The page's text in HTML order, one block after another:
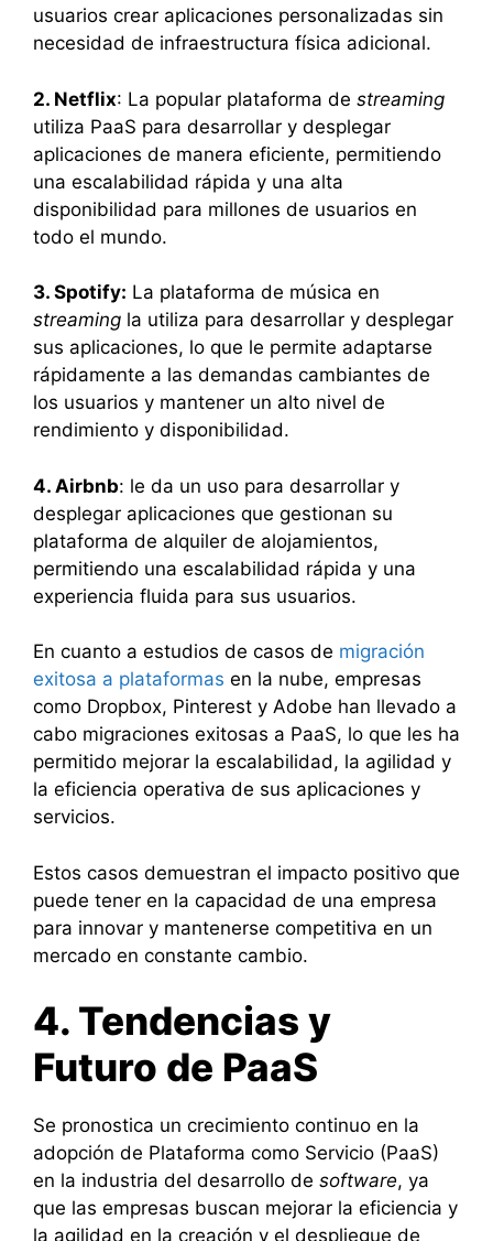
usuarios crear aplicaciones personalizadas sin
necesidad de infraestructura física adicional.
2. Netflix: La popular plataforma de streaming
utiliza PaaS para desarrollar y desplegar
aplicaciones de manera eficiente, permitiendo
una escalabilidad rápida y una alta
disponibilidad para millones de usuarios en
todo el mundo.
3. Spotify: La plataforma de música en
streaming la utiliza para desarrollar y desplegar
sus aplicaciones, lo que le permite adaptarse
rápidamente a las demandas cambiantes de
los usuarios y mantener un alto nivel de
rendimiento y disponibilidad.
4. Airbnb: le da un uso para desarrollar y
desplegar aplicaciones que gestionan su
plataforma de alquiler de alojamientos,
permitiendo una escalabilidad rápida y una
experiencia fluida para sus usuarios.
En cuanto a estudios de casos de migración
exitosa a plataformas en la nube, empresas
como Dropbox, Pinterest y Adobe han llevado a
cabo migraciones exitosas a PaaS, lo que les ha
permitido mejorar la escalabilidad, la agilidad y
la eficiencia operativa de sus aplicaciones y
servicios.
Estos casos demuestran el impacto positivo que
puede tener en la capacidad de una empresa
para innovar y mantenerse competitiva en un
mercado en constante cambio.
4. Tendencias y
Futuro de PaaS
Se pronostica un crecimiento continuo en la
adopción de Plataforma como Servicio (PaaS)
en la industria del desarrollo de software, ya
que las empresas buscan mejorar la eficiencia y
la agilidad en la creación y el despliegue de